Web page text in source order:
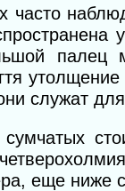
часто
палец
служат
еще ниже